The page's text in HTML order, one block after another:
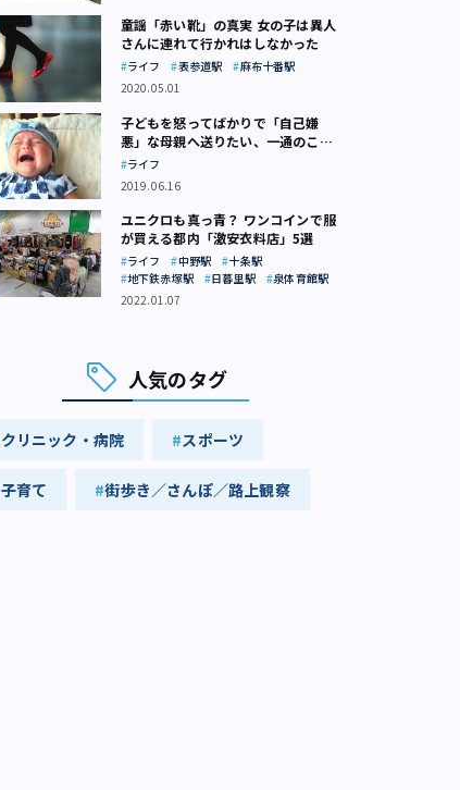
童謡「赤い靴」の真実 女の子は異人
さんに連れて行かれはしなかった
ライフ 表参道駅
麻布十番駅
2020.05.01
子どもを怒ってばかりで「自己嫌
悪」な母親へ送りたい、一通のここ
ろの処方箋
ライフ
2019.06.16
ユニクロも真っ青？ ワンコインで服
が買える都内「激安衣料店」5選
ライフ 中野駅
十条駅
地下鉄赤塚駅
日暮里駅
泉体育館駅
2022.01.07
人気のタグ
クリニック・病院 スポーツ
子育て 街歩き／さんぽ／路上観察